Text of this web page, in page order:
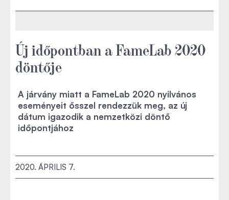
Új időpontban a FameLab 2020
döntője
A járvány miatt a FameLab 2020 nyilvános
eseményeit ősszel rendezzük meg, az új
dátum igazodik a nemzetközi döntő
időpontjához
2020. ÁPRILIS 7.